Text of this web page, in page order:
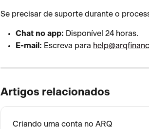
Se precisar de suporte durante o
Chat no app: Disponível 24 horas.
E-mail: Escreva para
Artigos relacionados
Criando uma conta no ARQ